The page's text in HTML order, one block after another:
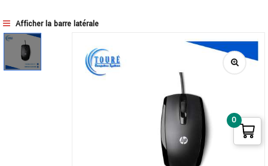
Afficher la barre latérale
0